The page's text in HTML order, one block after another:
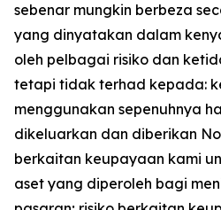
sebenar mungkin berbeza
yang dinyatakan dalam
oleh pelbagai risiko dan
tetapi tidak terhad kepada:
menggunakan sepenuhnya
dikeluarkan dan diberikan
berkaitan keupayaan kami
aset yang diperoleh bagi